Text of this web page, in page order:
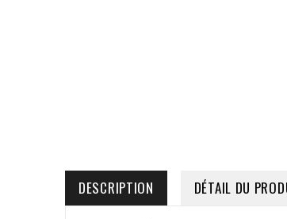
DESCRIPTION DÉTAIL DU